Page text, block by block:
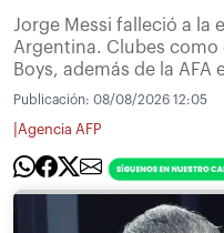
Jorge Messi falleció a la
Argentina. Clubes como
Boys, además de la
Publicación: 08/08/2026 12:05
Agencia AFP